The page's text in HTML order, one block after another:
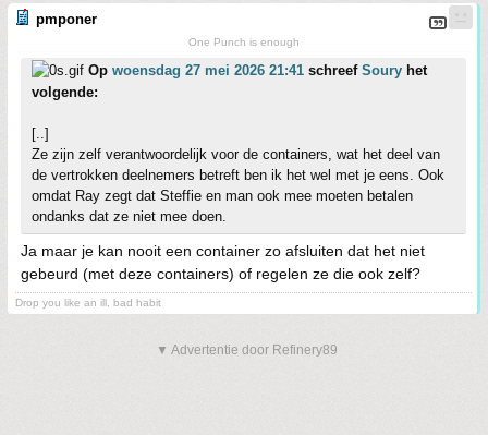
pmponer
One Punch is enough
Op woensdag 27 mei 2026 21:41 schreef Soury het
volgende:
[..]
Ze zijn zelf verantwoordelijk voor de containers, wat het deel van
de vertrokken deelnemers betreft ben ik het wel met je eens. Ook
omdat Ray zegt dat Steffie en man ook mee moeten betalen
ondanks dat ze niet mee doen.
Ja maar je kan nooit een container zo afsluiten dat het niet
gebeurd (met deze containers) of regelen ze die ook zelf?
Drop you like an ill, bad habit
▼ Advertentie door Refinery89